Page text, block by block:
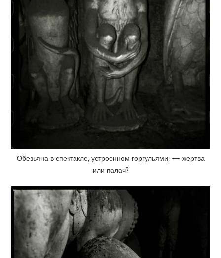
Обезьяна в спектакле, устроенном горгульями, — жертва
или палач?